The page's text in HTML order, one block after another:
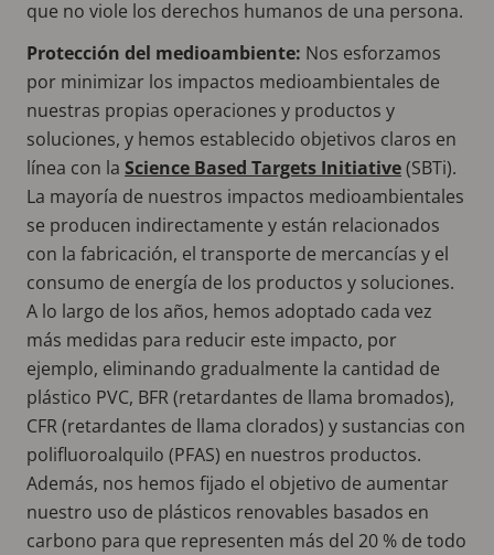
que no viole los derechos humanos de una persona.
Protección del medioambiente: Nos esforzamos
por minimizar los impactos medioambientales de
nuestras propias operaciones y productos y
soluciones, y hemos establecido objetivos claros en
línea con la Science Based Targets Initiative(SBTi).
La mayoría de nuestros impactos medioambientales
se producen indirectamente y están relacionados
con la fabricación, el transporte de mercancías y el
consumo de energía de los productos y soluciones.
A lo largo de los años, hemos adoptado cada vez
más medidas para reducir este impacto, por
ejemplo, eliminando gradualmente la cantidad de
plástico PVC, BFR (retardantes de llama bromados),
CFR (retardantes de llama clorados) y sustancias con
polifluoroalquilo (PFAS) en nuestros productos.
Además, nos hemos fijado el objetivo de aumentar
nuestro uso de plásticos renovables basados en
carbono para que representen más del 20 % de todo